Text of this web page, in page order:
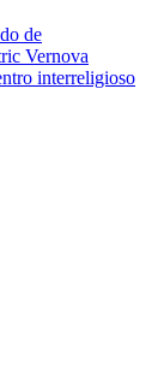
de
Vernova
interreligioso